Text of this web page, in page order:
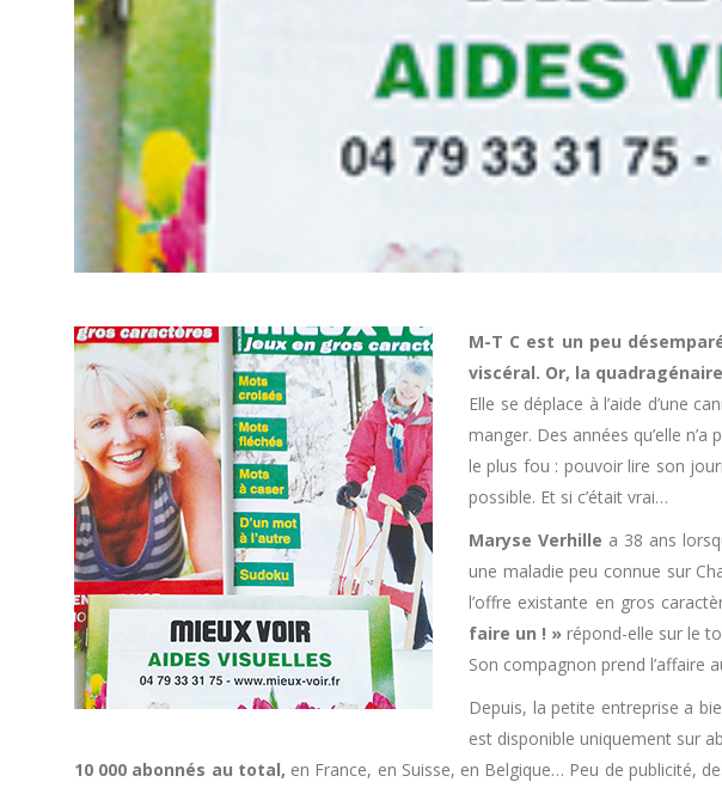
M-T C est un peu
viscéral. Or, la
Elle se déplace à l’aide d’une
manger. Des années qu’elle
le plus fou : pouvoir lire son
possible. Et si c’était vrai…
Maryse Verhille a 38 ans
une maladie peu connue sur
l’offre existante en gros
faire un ! » répond-elle sur le
Son compagnon prend l’affaire
Depuis, la petite entreprise a
est disponible uniquement sur
10 000 abonnés au total, en France, en Suisse, en Belgique… Peu de publicité,